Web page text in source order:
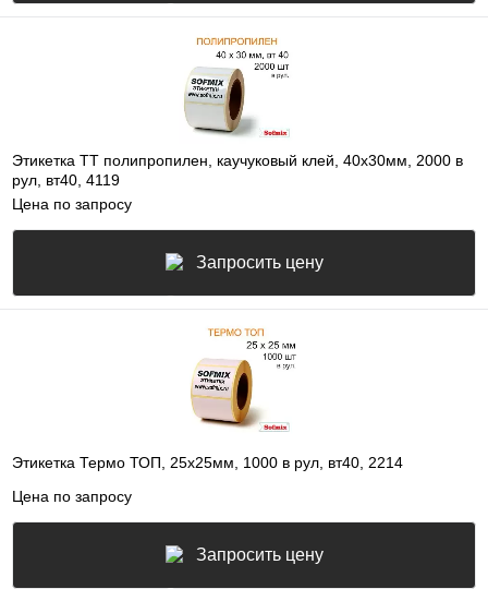
Этикетка ТТ полипропилен, каучуковый клей, 40х30мм, 2000 в
рул, вт40, 4119
Цена по запросу
Запросить цену
Этикетка Термо ТОП, 25х25мм, 1000 в рул, вт40, 2214
Цена по запросу
Запросить цену